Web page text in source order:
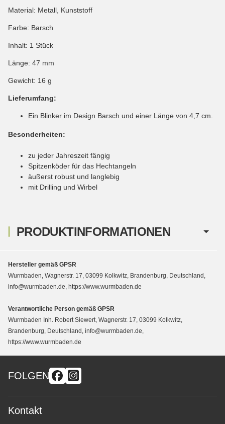
PRODUKTINFORMATIONEN
Material: Metall, Kunststoff
Farbe: Barsch
Inhalt: 1 Stück
Länge: 47 mm
Gewicht: 16 g
Lieferumfang:
Ein Blinker im Design Barsch und einer Länge von 4,7 cm.
Besonderheiten:
zu jeder Jahreszeit fängig
Spitzenköder für das Hechtangeln
äußerst robust und langlebig
mit Drilling und Wirbel
Hersteller gemäß GPSR
Wurmbaden, Wagnerstr. 17, 03099 Kolkwitz, Brandenburg, Deutschland,
info@wurmbaden.de, https://www.wurmbaden.de
Verantwortliche Person gemäß GPSR
Wurmbaden Inh. Robert Siewert, Wagnerstr. 17, 03099 Kolkwitz,
Brandenburg, Deutschland, info@wurmbaden.de,
https://www.wurmbaden.de
FOLGEN
Kontakt